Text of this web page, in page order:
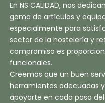
En NS CALIDAD, nos
gama de artículos y
especialmente para
sector de la hostelería y
compromiso es
funcionales.
Creemos que un buen
herramientas adecuadas
apoyarte en cada paso